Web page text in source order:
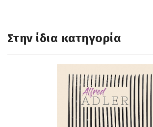
Στην ίδια κατηγορία